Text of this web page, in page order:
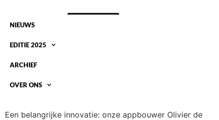
NIEUWS
EDITIE 2025
ARCHIEF
OVER ONS
Een belangrijke innovatie: onze appbouwer Olivier de